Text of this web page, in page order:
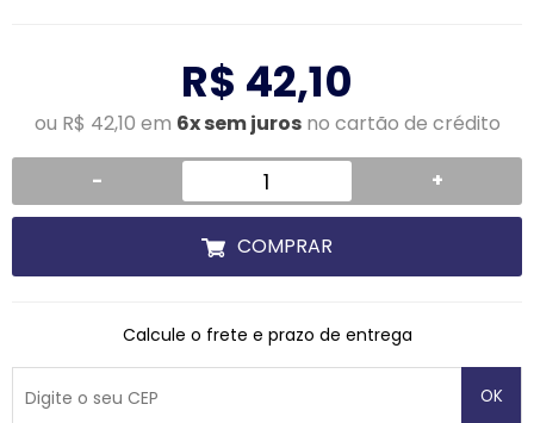
R$ 42,10
ou R$ 42,10 em 6x sem jurosno cartão de crédito
- +
COMPRAR
Calcule o frete e prazo de entrega
OK